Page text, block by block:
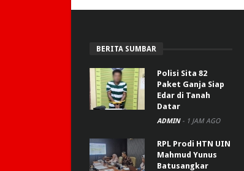
BERITA SUMBAR
Polisi Sita 82
Paket Ganja Siap
Edar di Tanah
Datar
ADMIN - 1 JAM AGO
RPL Prodi HTN UIN
Mahmud Yunus
Batusangkar